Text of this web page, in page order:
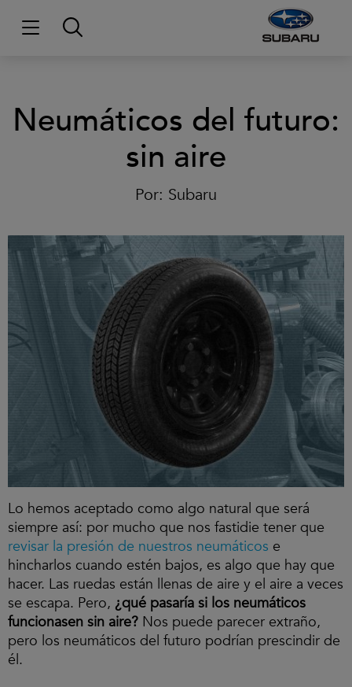
Neumáticos del futuro:
sin aire
Por: Subaru
Lo hemos aceptado como algo natural que será
siempre así: por mucho que nos fastidie tener que
revisar la presión de nuestros neumáticos e
hincharlos cuando estén bajos, es algo que hay que
hacer. Las ruedas están llenas de aire y el aire a veces
se escapa. Pero, ¿qué pasaría si los neumáticos
funcionasen sin aire? Nos puede parecer extraño,
pero los neumáticos del futuro podrían prescindir de
él.